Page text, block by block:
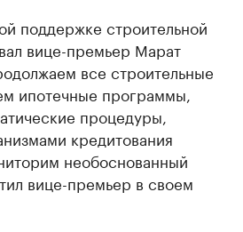
поддержке строительной
вице-премьер Марат
все строительные
ипотечные программы,
процедуры,
кредитования
необоснованный
вице-премьер в своем